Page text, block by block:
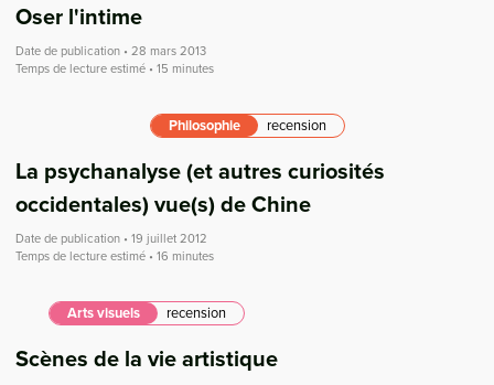
Oser l'intime
Date de publication • 28 mars 2013
Temps de lecture estimé • 15 minutes
Philosophie recension
La psychanalyse (et autres curiosités
occidentales) vue(s) de Chine
Date de publication • 19 juillet 2012
Temps de lecture estimé • 16 minutes
Arts visuels recension
Scènes de la vie artistique